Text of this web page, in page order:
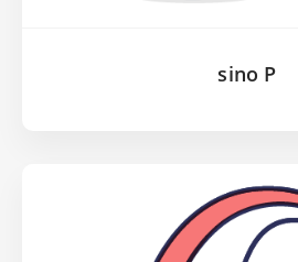
sino P